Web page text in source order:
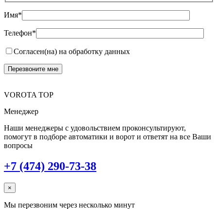
Имя*
Телефон*
Согласен(на) на обработку данных
VOROTA TOP
Менеджер
Наши менеджеры с удовольствием проконсультируют,
помогут в подборе автоматики и ворот и ответят на все Ваши
вопросы
+7 (474) 290-73-38
×
Мы перезвоним через несколько минут